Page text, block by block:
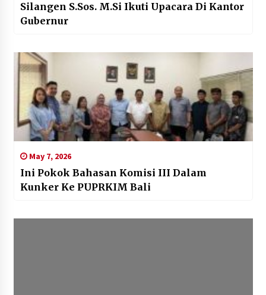
Silangen S.Sos. M.Si Ikuti Upacara Di Kantor
Gubernur
May 7, 2026
Ini Pokok Bahasan Komisi III Dalam
Kunker Ke PUPRKIM Bali